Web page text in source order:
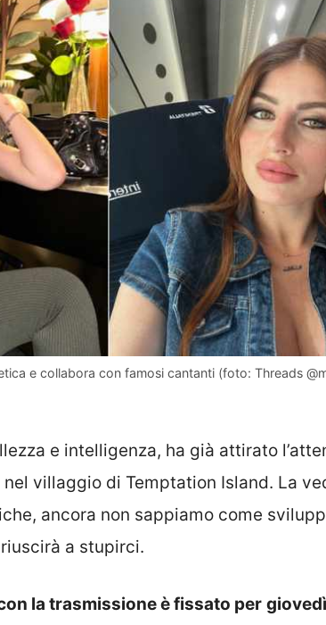
e collabora con famosi cantanti (foto: Threads
e intelligenza, ha già attirato
villaggio di Temptation Island. La
ancora non sappiamo come
a stupirci.
la trasmissione è fissato per